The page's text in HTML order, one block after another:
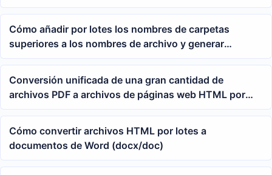
conversión por lotes
Cómo añadir por lotes los nombres de carpetas
superiores a los nombres de archivo y generar
automáticamente nombres de archivo estandarizados
según carpetas mensuales
Conversión unificada de una gran cantidad de
archivos PDF a archivos de páginas web HTML por
lotes
Cómo convertir archivos HTML por lotes a
documentos de Word (docx/doc)